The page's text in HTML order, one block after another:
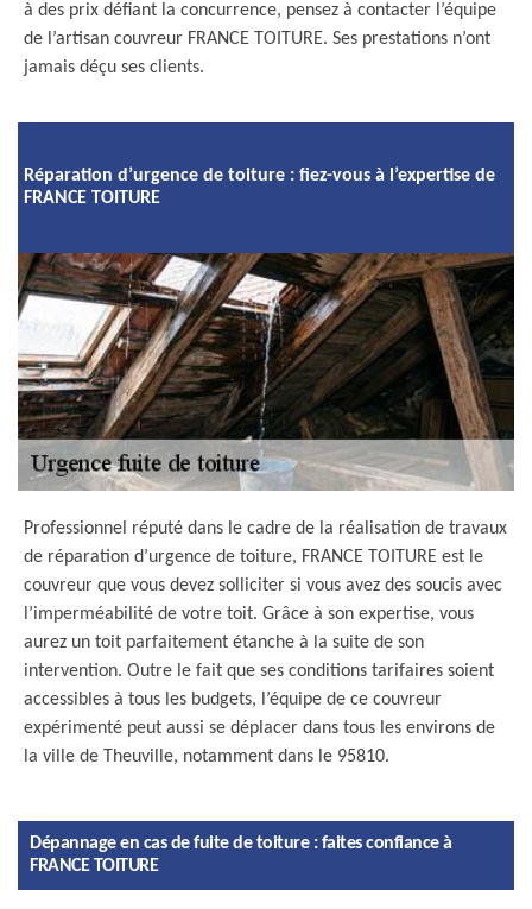
à des prix défiant la concurrence, pensez à contacter l’équipe
de l’artisan couvreur FRANCE TOITURE. Ses prestations n’ont
jamais déçu ses clients.
Réparation d’urgence de toiture : fiez-vous à l’expertise de
FRANCE TOITURE
Professionnel réputé dans le cadre de la réalisation de travaux
de réparation d’urgence de toiture, FRANCE TOITURE est le
couvreur que vous devez solliciter si vous avez des soucis avec
l’imperméabilité de votre toit. Grâce à son expertise, vous
aurez un toit parfaitement étanche à la suite de son
intervention. Outre le fait que ses conditions tarifaires soient
accessibles à tous les budgets, l’équipe de ce couvreur
expérimenté peut aussi se déplacer dans tous les environs de
la ville de Theuville, notamment dans le 95810.
Dépannage en cas de fuite de toiture : faites confiance à
FRANCE TOITURE